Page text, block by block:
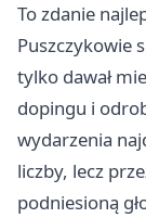
To zdanie
Puszczykowie
tylko dawał
dopingu i
wydarzenia
liczby, lecz
podniesioną